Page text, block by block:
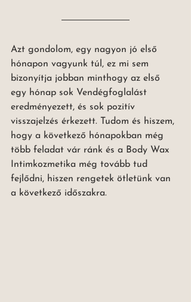
Azt gondolom, egy nagyon jó első
hónapon vagyunk túl, ez mi sem
bizonyítja jobban minthogy az első
egy hónap sok Vendégfoglalást
eredményezett, és sok pozitív
visszajelzés érkezett. Tudom és hiszem,
hogy a következő hónapokban még
több feladat vár ránk és a Body Wax
Intimkozmetika még tovább tud
fejlődni, hiszen rengetek ötletünk van
a következő időszakra.